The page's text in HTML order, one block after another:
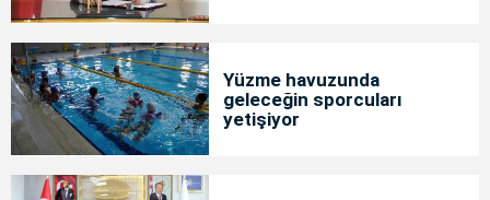
Yüzme havuzunda
geleceğin sporcuları
yetişiyor